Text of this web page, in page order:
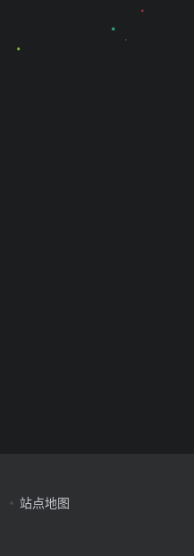
站点地图